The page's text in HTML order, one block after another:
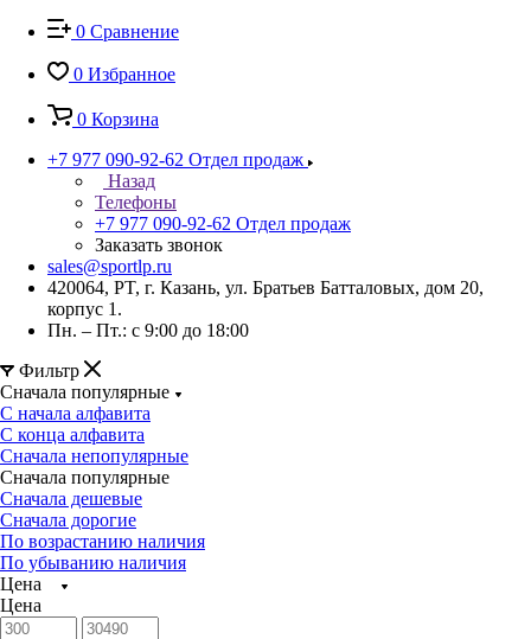
0 Сравнение
0 Избранное
0 Корзина
+7 977 090-92-62 Отдел продаж
Назад
Телефоны
+7 977 090-92-62 Отдел продаж
Заказать звонок
sales@sportlp.ru
420064, PT, г. Казань, ул. Братьев Батталовых, дом 20,
корпус 1.
Пн. – Пт.: с 9:00 до 18:00
Фильтр
Сначала популярные
С начала алфавита
С конца алфавита
Сначала непопулярные
Сначала популярные
Сначала дешевые
Сначала дорогие
По возрастанию наличия
По убыванию наличия
Цена
Цена